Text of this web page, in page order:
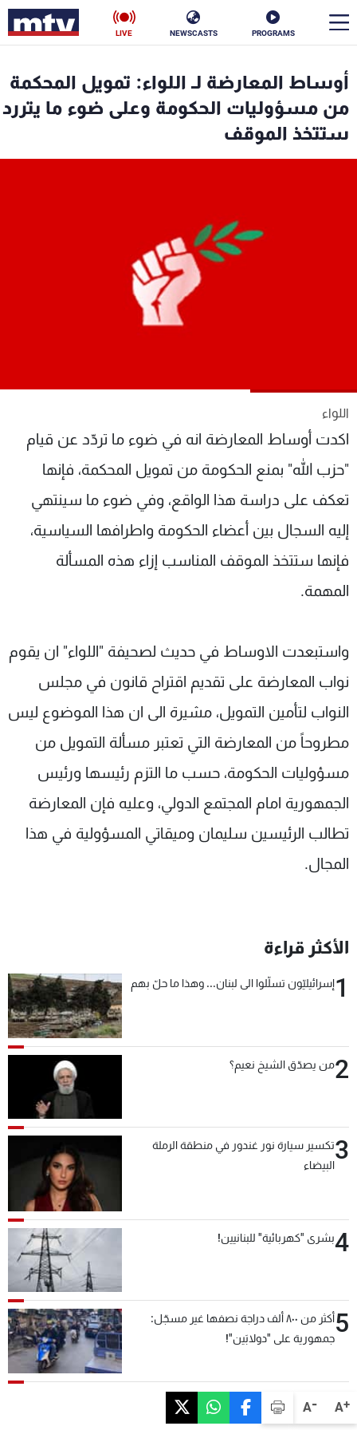
PROGRAMS
NEWSCASTS
LIVE
A+
A-
أوساط المعارضة لـ اللواء: تمويل المحكمة
من مسؤوليات الحكومة وعلى ضوء ما يتررد
ستتخذ الموقف
اللواء
اكدت أوساط المعارضة انه في ضوء ما تردّد عن قيام
"حزب الله" بمنع الحكومة من تمويل المحكمة، فإنها
تعكف على دراسة هذا الواقع، وفي ضوء ما سينتهي
إليه السجال بين أعضاء الحكومة واطرافها السياسية،
فإنها ستتخذ الموقف المناسب إزاء هذه المسألة
المهمة.
واستبعدت الاوساط في حديث لصحيفة "اللواء" ان يقوم
نواب المعارضة على تقديم اقتراح قانون في مجلس
النواب لتأمين التمويل، مشيرة الى ان هذا الموضوع ليس
مطروحاً من المعارضة التي تعتبر مسألة التمويل من
مسؤوليات الحكومة، حسب ما التزم رئيسها ورئيس
الجمهورية امام المجتمع الدولي، وعليه فإن المعارضة
تطالب الرئيسين سليمان وميقاتي المسؤولية في هذا
المجال.
الأكثر قراءة
1إسرائيليّون تسلّلوا الى لبنان... وهذا ما حلّ بهم
2من يصدّق الشيخ نعيم؟
3تكسير سيارة نور غندور في منطقة الرملة
البيضاء
4بشرى "كهربائية" للبنانيين!
5
أكثر من ٨٠٠ ألف دراجة نصفها غير مسجّل:
جمهورية على "دولابَين"!
en
الترددات
عن MTV
الإنـتـاج
لاعلاناتكم
وظائف
تواصل معنا
شروط الإسـتخدام
سياسة الخصوصية